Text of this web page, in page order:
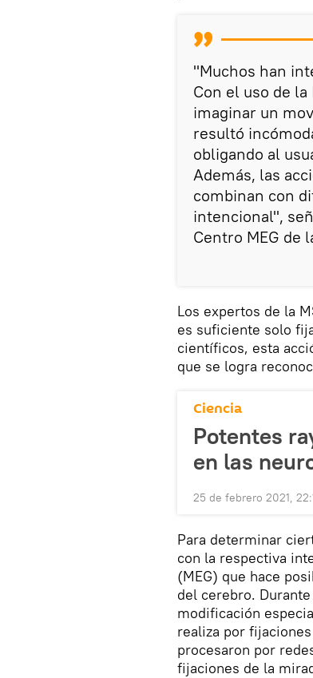
"Muchos han
Con el uso de
imaginar un
resultó
obligando al
Además, las
combinan con
intencional",
Centro MEG de
Los expertos de la
es suficiente solo
científicos, esta
que se logra
Ciencia
Potentes
en las
25 de febrero 2021,
Para determinar
con la respectiva
(MEG) que hace
del cerebro.
modificación
realiza por
procesaron por
fijaciones de la